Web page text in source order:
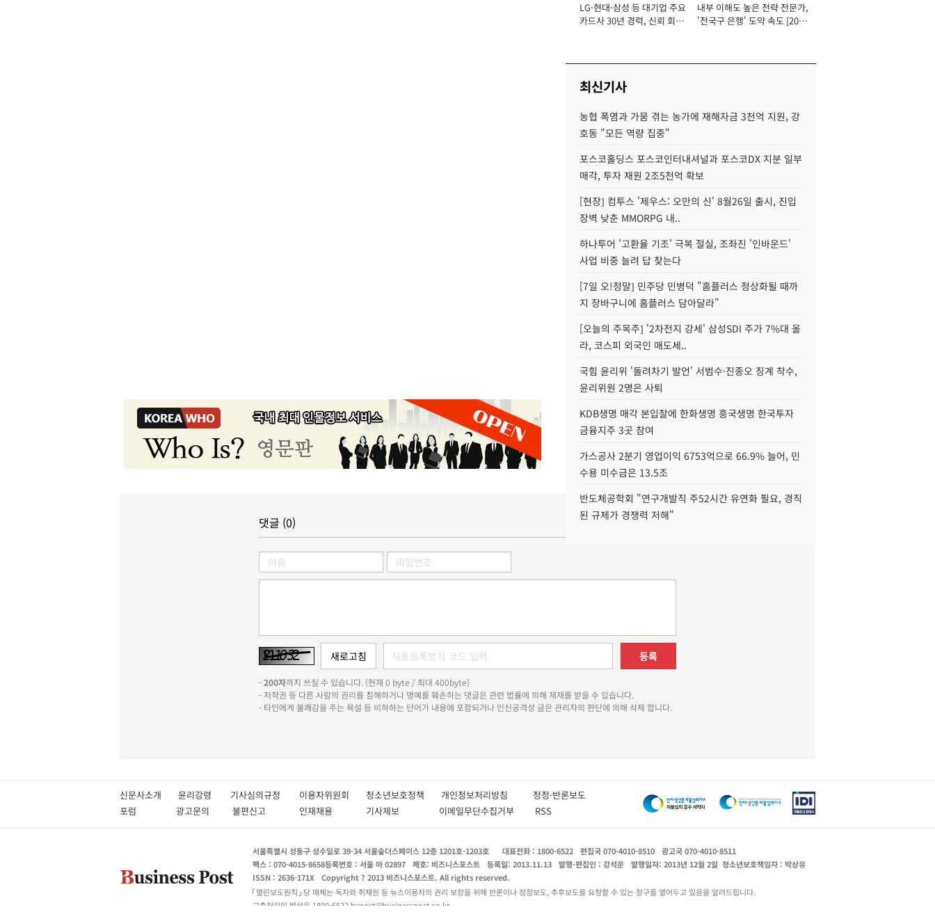
장
LG·현대·삼성 등 대기업 주요
카드사 30년 경력, 신뢰 회복
내부 이해도 높은 전략 전문가,
'전국구 은행' 도약 속도 [2026
최신기사
농협 폭염과 가뭄 겪는 농가에 재해자금 3천억 지원, 강
호동 "모든 역량 집중"
포스코홀딩스 포스코인터내셔널과 포스코DX 지분 일부
매각, 투자 재원 2조5천억 확보
[현장] 컴투스 '제우스: 오만의 신' 8월26일 출시, 진입
장벽 낮춘 MMORPG 내..
하나투어 '고환율 기조' 극복 절실, 조좌진 '인바운드'
사업 비중 늘려 답 찾는다
[7일 오!정말] 민주당 민병덕 "홈플러스 정상화될 때까
지 장바구니에 홈플러스 담아달라"
[오늘의 주목주] '2차전지 강세' 삼성SDI 주가 7%대 올
라, 코스피 외국인 매도세..
국힘 윤리위 '돌려차기 발언' 서범수·진종오 징계 착수,
윤리위원 2명은 사퇴
KDB생명 매각 본입찰에 한화생명 흥국생명 한국투자
금융지주 3곳 참여
가스공사 2분기 영업이익 6753억으로 66.9% 늘어, 민
수용 미수금은 13.5조
반도체공학회 "연구개발직 주52시간 유연화 필요, 경직
된 규제가 경쟁력 저해"
댓글 (0)
등록
-200자까지 쓰실 수 있습니다. (현재 0 byte / 최대 400byte)
- 저작권 등 다른 사람의 권리를 침해하거나 명예를 훼손하는 댓글은 관련 법률에 의해 제재를 받을 수 있습니다.
- 타인에게 불쾌감을 주는 욕설 등 비하하는 단어가 내용에 포함되거나 인신공격성 글은 관리자의 판단에 의해 삭제 합니다.
신문사소개 윤리강령 기사심의규정 이용자위원회 청소년보호정책 개인정보처리방침 정정·반론보도
포럼
광고문의 불편신고 인재채용 기사제보 이메일무단수집거부 RSS
서울특별시 성동구 성수일로 39-34 서울숲더스페이스 12층 1201호-1203호 대표전화 : 1800-6522 편집국 070-4010-8510
광고국 070-4010-8511
팩스 : 070-4015-8658등록번호 : 서울 아 02897 제호: 비즈니스포스트 등록일: 2013.11.13 발행·편집인 : 강석운 발행일자: 2013년 12월 2일 청소년보호책임자 : 박상유
ISSN : 2636-171X
Copyright ? 2013 비즈니스포스트. All rights reserved.
열린보도원칙
당 매체는 독자와 취재원 등 뉴스이용자의 권리 보장을 위해 반론이나 정정보도, 추후보도를 요청할 수 있는 창구를 열어두고 있음을 알려드립니다.
고충처리인 박상유 1800-6522 bspost@businesspost.co.kr